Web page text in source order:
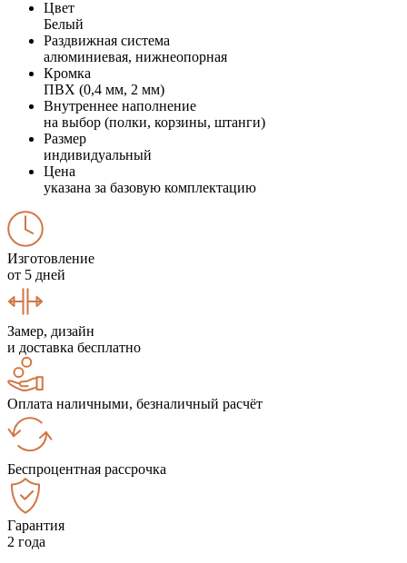
Цвет
Белый
Раздвижная система
алюминиевая, нижнеопорная
Кромка
ПВХ (0,4 мм, 2 мм)
Внутреннее наполнение
на выбор (полки, корзины, штанги)
Размер
индивидуальный
Цена
указана за базовую комплектацию
Изготовление
от 5 дней
Замер, дизайн
и доставка бесплатно
Оплата наличными, безналичный расчёт
Беспроцентная рассрочка
Гарантия
2 года